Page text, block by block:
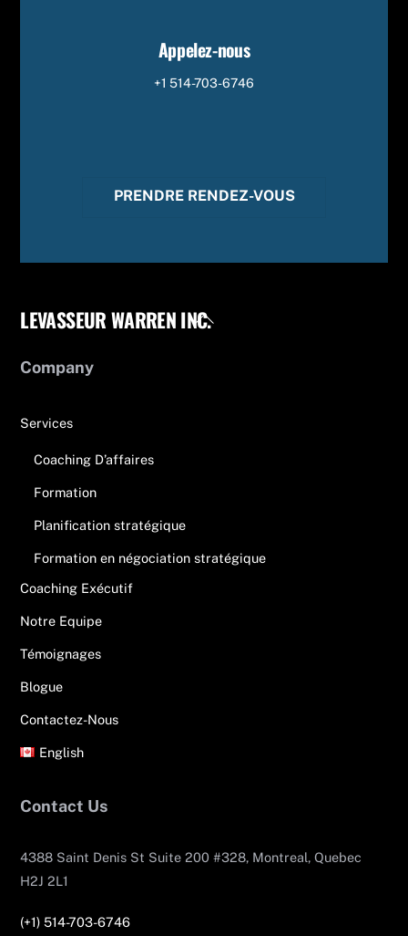
Appelez-nous
+1 514-703-6746
PRENDRE RENDEZ-VOUS
Back
LEVASSEUR WARREN INC.
Company
Services
Coaching D’affaires
Formation
Planification stratégique
Formation en négociation stratégique
Coaching Exécutif
Notre Equipe
Témoignages
Blogue
Contactez-Nous
English
Contact Us
4388 Saint Denis St Suite 200 #328, Montreal, Quebec
H2J 2L1
(+1) 514-703-6746